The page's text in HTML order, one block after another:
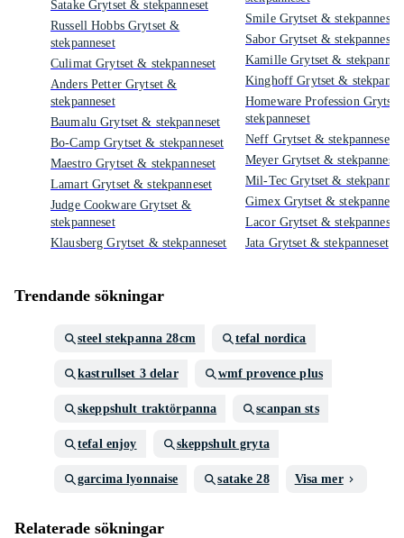
Satake Grytset & stekpanneset
Russell Hobbs Grytset &
stekpanneset
Culimat Grytset & stekpanneset
Anders Petter Grytset &
stekpanneset
Baumalu Grytset & stekpanneset
Bo-Camp Grytset & stekpanneset
Maestro Grytset & stekpanneset
Lamart Grytset & stekpanneset
Judge Cookware Grytset &
stekpanneset
Klausberg Grytset & stekpanneset
Smile Grytset & stekpanneset
Sabor Grytset & stekpanneset
Kamille Grytset &
Kinghoff Grytset &
Homeware Profession
stekpanneset
Neff Grytset & stekpanneset
Meyer Grytset & stekpanneset
Mil-Tec Grytset &
Gimex Grytset & stekpanneset
Lacor Grytset & stekpanneset
Jata Grytset & stekpanneset
Trendande sökningar
steel stekpanna 28cm tefal nordica
kastrullset 3 delar wmf provence plus
skeppshult traktörpanna scanpan sts
tefal enjoy skeppshult gryta
garcima lyonnaise satake 28 Visa mer
Relaterade sökningar